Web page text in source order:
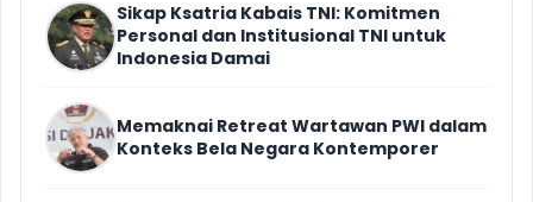
Sikap Ksatria Kabais TNI: Komitmen
Personal dan Institusional TNI untuk
Indonesia Damai
Memaknai Retreat Wartawan PWI dalam
Konteks Bela Negara Kontemporer